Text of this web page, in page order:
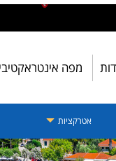
מפה
אטרקציות